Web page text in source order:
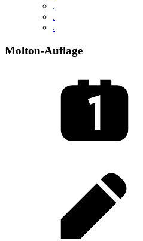
.
.
.
Molton-Auflage